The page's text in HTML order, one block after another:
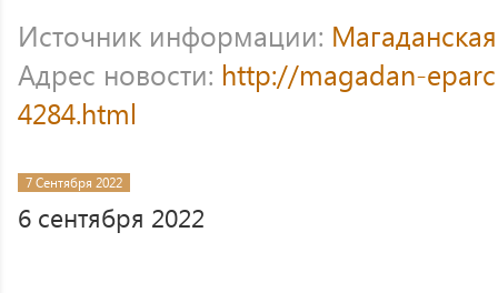
Источник информации:
Адрес новости: http://magadan-
4284.html
7 Сентября 2022
6 сентября 2022